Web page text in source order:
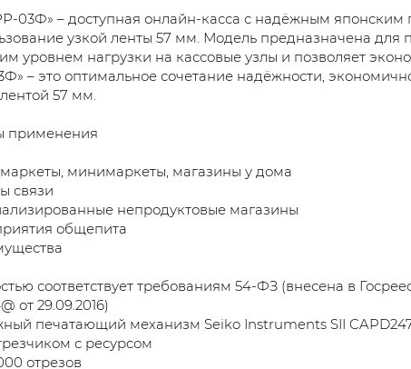
03Ф» – доступная онлайн-касса с надёжным
узкой ленты 57 мм. Модель предназначена для
уровнем нагрузки на кассовые узлы и позволяет
– это оптимальное сочетание надёжности,
57 мм.
применения
минимаркеты, магазины у дома
связи
непродуктовые магазины
общепита
соответствует требованиям 54-ФЗ (внесена в
от 29.09.2016)
печатающий механизм Seiko Instruments SII
с ресурсом
отрезов